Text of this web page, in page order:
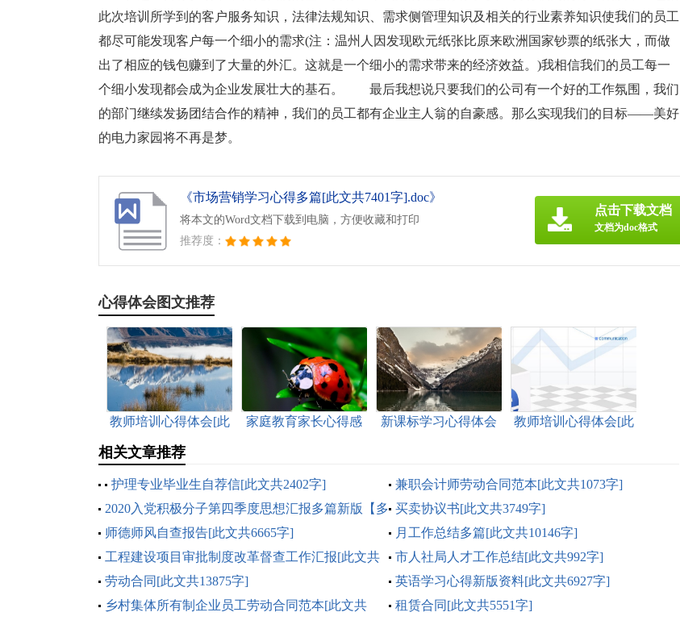
此次培训所学到的客户服务知识，法律法规知识、需求侧管理知识及相关的行业素养知识使我们的员工
都尽可能发现客户每一个细小的需求(注：温州人因发现欧元纸张比原来欧洲国家钞票的纸张大，而做
出了相应的钱包赚到了大量的外汇。这就是一个细小的需求带来的经济效益。)我相信我们的员工每一
个细小发现都会成为企业发展壮大的基石。 最后我想说只要我们的公司有一个好的工作氛围，我们
的部门继续发扬团结合作的精神，我们的员工都有企业主人翁的自豪感。那么实现我们的目标——美好
的电力家园将不再是梦。
《市场营销学习心得多篇[此文共7401字].doc》
将本文的Word文档下载到电脑，方便收藏和打印
推荐度：
点击下载文档
文档为doc格式
心得体会图文推荐
教师培训心得体会[此
家庭教育家长心得感
新课标学习心得体会
教师培训心得体会[此
相关文章推荐
护理专业毕业生自荐信[此文共2402字]
兼职会计师劳动合同范本[此文共1073字]
2020入党积极分子第四季度思想汇报多篇新版【多
篇】[此文共8193字]
买卖协议书[此文共3749字]
师德师风自查报告[此文共6665字]
月工作总结多篇[此文共10146字]
工程建设项目审批制度改革督查工作汇报[此文共
1044字]
市人社局人才工作总结[此文共992字]
劳动合同[此文共13875字]
英语学习心得新版资料[此文共6927字]
乡村集体所有制企业员工劳动合同范本[此文共
租赁合同[此文共5551字]